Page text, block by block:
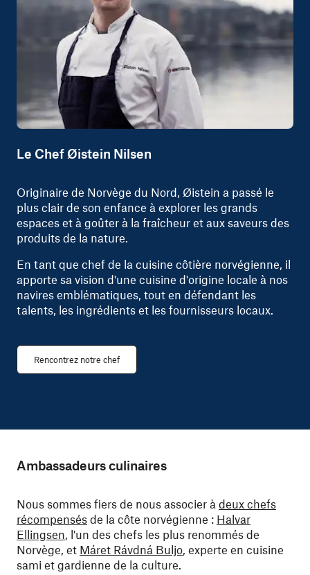
Le Chef Øistein Nilsen
Originaire de Norvège du Nord, Øistein a passé le
plus clair de son enfance à explorer les grands
espaces et à goûter à la fraîcheur et aux saveurs des
produits de la nature.
En tant que chef de la cuisine côtière norvégienne, il
apporte sa vision d'une cuisine d'origine locale à nos
navires emblématiques, tout en défendant les
talents, les ingrédients et les fournisseurs locaux.
Rencontrez notre chef
Ambassadeurs culinaires
Nous sommes fiers de nous associer à deux chefs
récompensés de la côte norvégienne : Halvar
Ellingsen, l'un des chefs les plus renommés de
Norvège, et Máret Rávdná Buljo, experte en cuisine
sami et gardienne de la culture.